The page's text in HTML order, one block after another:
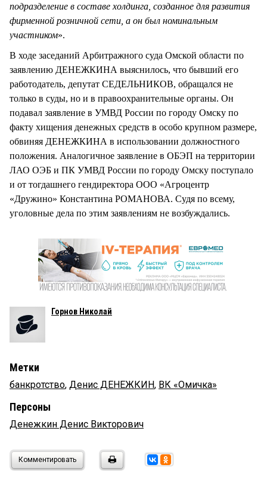
подразделение в составе холдинга, созданное для развития
фирменной розничной сети, а он был номинальным
участником».
В ходе заседаний Арбитражного суда Омской области по
заявлению ДЕНЕЖКИНА выяснилось, что бывший его
работодатель, депутат СЕДЕЛЬНИКОВ, обращался не
только в суды, но и в правоохранительные органы. Он
подавал заявление в УМВД России по городу Омску по
факту хищения денежных средств в особо крупном размере,
обвиняя ДЕНЕЖКИНА в использовании должностного
положения. Аналогичное заявление в ОБЭП на территории
ЛАО ОЭБ и ПК УМВД России по городу Омску поступало
и от тогдашнего гендиректора ООО «Агроцентр
«Дружино» Константина РОМАНОВА. Судя по всему,
уголовные дела по этим заявлениям не возбуждались.
Горнов Николай
Метки
банкротство, Денис ДЕНЕЖКИН, ВК «Омичка»
Персоны
Денежкин Денис Викторович
Комментировать